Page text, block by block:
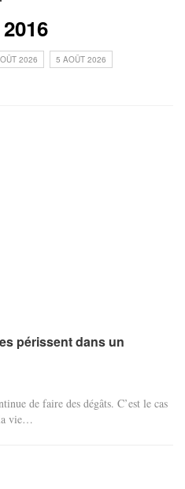
2026
5 AOÛT 2026
périssent dans un
de faire des dégâts. C’est le cas
vie…